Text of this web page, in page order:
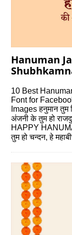
Hanuman
10 Best
Font for
Images हनुमान तुम
अंजनी के तुम हो
HAPPY
तुम हो चन्दन, हे